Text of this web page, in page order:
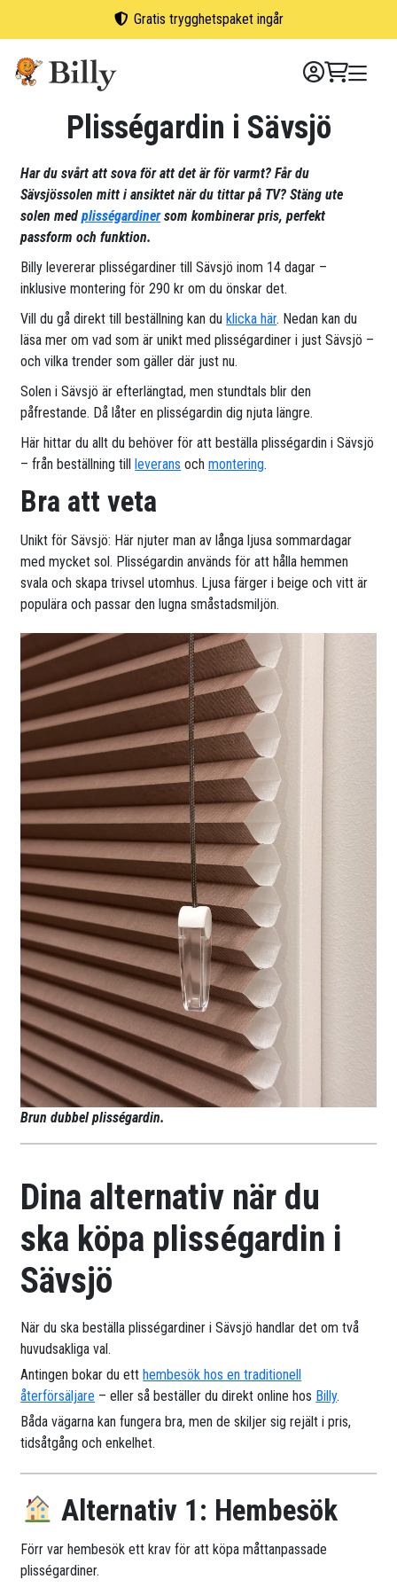
Gratis trygghetspaket ingår
Plisségardin i Sävsjö
Har du svårt att sova för att det är för varmt? Får du
Sävsjössolen mitt i ansiktet när du tittar på TV? Stäng ute
solen medplisségardinersom kombinerar pris, perfekt
passform och funktion.
Billy levererar plisségardiner till Sävsjö inom 14 dagar –
inklusive montering för 290 kr om du önskar det.
Vill du gå direkt till beställning kan duklicka här. Nedan kan du
läsa mer om vad som är unikt med plisségardiner i just Sävsjö –
och vilka trender som gäller där just nu.
Solen i Sävsjö är efterlängtad, men stundtals blir den
påfrestande. Då låter en plisségardin dig njuta längre.
Här hittar du allt du behöver för att beställa plisségardin i Sävsjö
– från beställning tillleverans ochmontering.
Bra att veta
Unikt för Sävsjö: Här njuter man av långa ljusa sommardagar
med mycket sol. Plisségardin används för att hålla hemmen
svala och skapa trivsel utomhus. Ljusa färger i beige och vitt är
populära och passar den lugna småstadsmiljön.
Brun dubbel plisségardin.
Dina alternativ när du
ska köpa plisségardin i
Sävsjö
När du ska beställa plisségardiner i Sävsjö handlar det om två
huvudsakliga val.
Antingen bokar du etthembesök hos en traditionell
återförsäljare – eller så beställer du direkt online hos Billy.
Båda vägarna kan fungera bra, men de skiljer sig rejält i pris,
tidsåtgång och enkelhet.
Alternativ 1: Hembesök
Förr var hembesök ett krav för att köpa måttanpassade
plisségardiner.